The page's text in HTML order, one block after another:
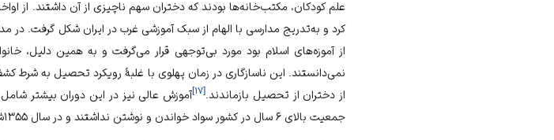
علم کودکان، مکتب‌خانه‌ها بودند که دختران سهم ناچیزی از آن داشتند. از
کرد و به‌تدریج مدارسی با الهام از سبک آموزشی غرب در ایران شکل گرفت. در
از آموزه‌های اسلام بود مورد بی‌توجهی قرار می‌گرفت و به همین دلیل،
نمی‌دانستند. این ناسازگاری در زمان پهلوی با غلبهٔ رویکرد تحصیل به شرط
از دختران از تحصیل بازماندند. [۱۷]آموزش عالی نیز در این دوران بیشتر
جمعیت بالای ۶ سال در کشور سواد خواندن و نوشتن نداشتند و در سال ۱۳۵۵ش، تنها یک‌سوم زنان سواد داشتند.